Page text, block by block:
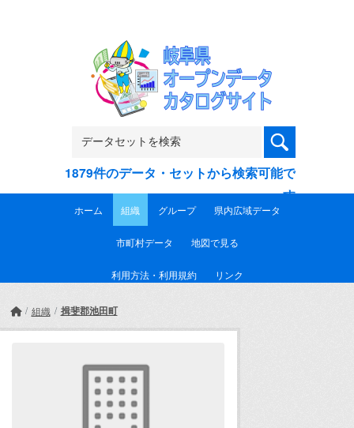
1879件のデータ・セットから検索可能で
す
ホーム 組織 グループ 県内広域データ
市町村データ 地図で見る
利用方法・利用規約 リンク
組織 揖斐郡池田町